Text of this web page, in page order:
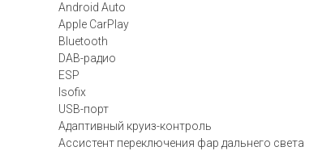
Android Auto
Apple CarPlay
Bluetooth
DAB-радио
ESP
Isofix
USB-порт
Адаптивный круиз-контроль
Ассистент переключения фар дальнего света